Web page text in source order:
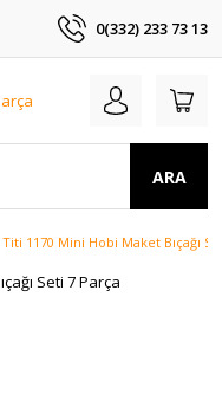
0(332) 233 73 13
ARA
Titi 1170 Mini Hobi Maket Bıçağı